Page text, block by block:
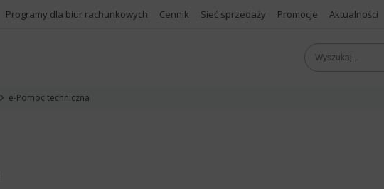
Programy dla biur rachunkowych Cennik Sieć sprzedaży Promocje Aktualności
e-Pomoc techniczna